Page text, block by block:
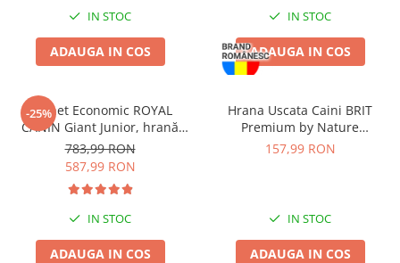
Accesorii Acvarii
Hrană
Hrană Pești
Hrană Broaște Țestoase
Întreținere Acvariu
Tratament Apă
IN STOC
ADAUGA IN COS
IN STOC
ADAUGA IN COS
-25%
Pachet Economic ROYAL
CANIN Giant Junior, hrană
uscată câine junior etapa 2 de
crestere, 2x15kg
783,99 RON
587,99 RON
IN STOC
ADAUGA IN COS
Hrana Uscata Caini BRIT
Premium by Nature
Maxi/Giant Senior 15kg
157,99 RON
IN STOC
ADAUGA IN COS